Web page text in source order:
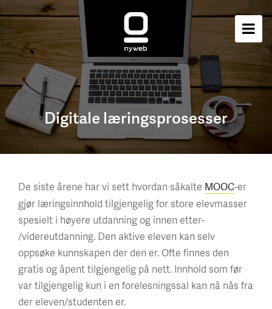
Digitale læringsprosesser
De siste årene har vi sett hvordan såkalte MOOC-er
gjør læringsinnhold tilgjengelig for store elevmasser
spesielt i høyere utdanning og innen etter-
/videreutdanning. Den aktive eleven kan selv
oppsøke kunnskapen der den er. Ofte finnes den
gratis og åpent tilgjengelig på nett. Innhold som før
var tilgjengelig kun i en forelesningssal kan nå nås fra
der eleven/studenten er.